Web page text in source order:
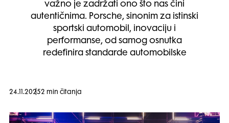
važno je zadržati ono što nas čini
autentičnima. Porsche, sinonim za istinski
sportski automobil, inovaciju i
performanse, od samog osnutka
redefinira standarde automobilske
24.11.20252 min čitanja